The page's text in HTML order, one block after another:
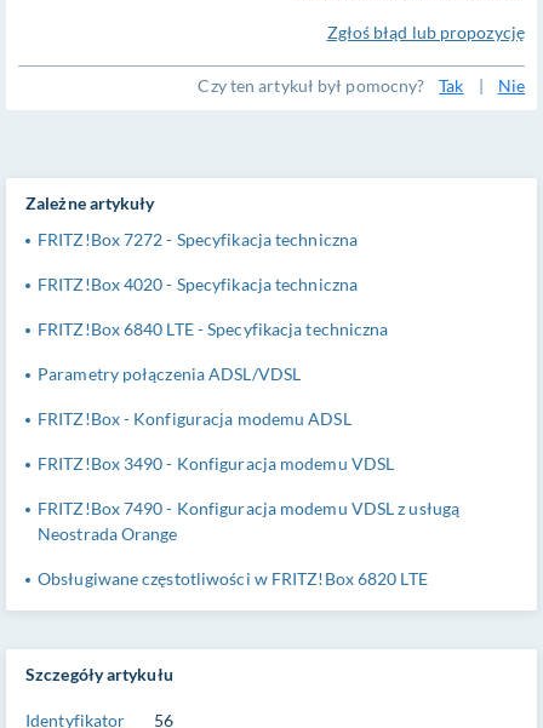
Zgłoś błąd lub propozycję
Czy ten artykuł był pomocny? Tak | Nie
Szczegóły artykułu
Identyfikator 56
Zależne artykuły
FRITZ!Box 7272 - Specyfikacja techniczna
FRITZ!Box 4020 - Specyfikacja techniczna
FRITZ!Box 6840 LTE - Specyfikacja techniczna
Parametry połączenia ADSL/VDSL
FRITZ!Box - Konfiguracja modemu ADSL
FRITZ!Box 3490 - Konfiguracja modemu VDSL
FRITZ!Box 7490 - Konfiguracja modemu VDSL z usługą
Neostrada Orange
Obsługiwane częstotliwości w FRITZ!Box 6820 LTE